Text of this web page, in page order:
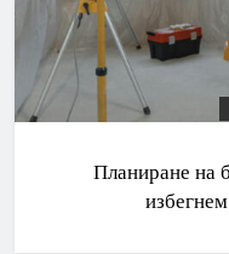
Планиране на